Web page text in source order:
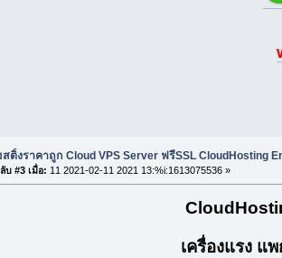
สติ้งราคาถูก Cloud VPS Server ฟรีSSL CloudHosting
บ #3 เมื่อ: 11 2021-02-11 2021 13:%i:1613075536 »
เครื่องแรง แ